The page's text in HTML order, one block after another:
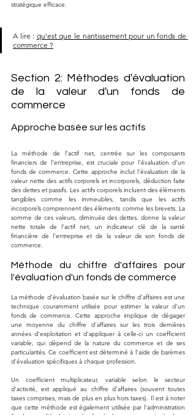
stratégique efficace.
A lire : qu'est que le nantissement pour un fonds de
commerce ?
Section 2: Méthodes d'évaluation
de la valeur d'un fonds de
commerce
Approche basée sur les actifs
La méthode de l'actif net, centrée sur les composants
financiers de l'entreprise, est cruciale pour l'évaluation d'un
fonds de commerce. Cette approche inclut l'évaluation de la
valeur nette des actifs corporels et incorporels, déduction faite
des dettes et passifs. Les actifs corporels incluent des éléments
tangibles comme les immeubles, tandis que les actifs
incorporels comprennent des éléments comme les brevets. La
somme de ces valeurs, diminuée des dettes, donne la valeur
nette totale de l'actif net, un indicateur clé de la santé
financière de l'entreprise et de la valeur de son fonds de
commerce​​.
Méthode du chiffre d'affaires pour
l'évaluation d'un fonds de commerce
La méthode d'évaluation basée sur le chiffre d'affaires est une
technique couramment utilisée pour estimer la valeur d'un
fonds de commerce. Cette approche implique de dégager
une moyenne du chiffre d'affaires sur les trois dernières
années d'exploitation et d'appliquer à celle-ci un coefficient
variable, qui dépend de la nature du commerce et de ses
particularités. Ce coefficient est déterminé à l'aide de barèmes
d'évaluation spécifiques à chaque profession​​.
Un coefficient multiplicateur, variable selon le secteur
d'activité, est appliqué au chiffre d'affaires (souvent toutes
taxes comprises, mais de plus en plus hors taxes). Il est à noter
que cette méthode est également utilisée par l'administration